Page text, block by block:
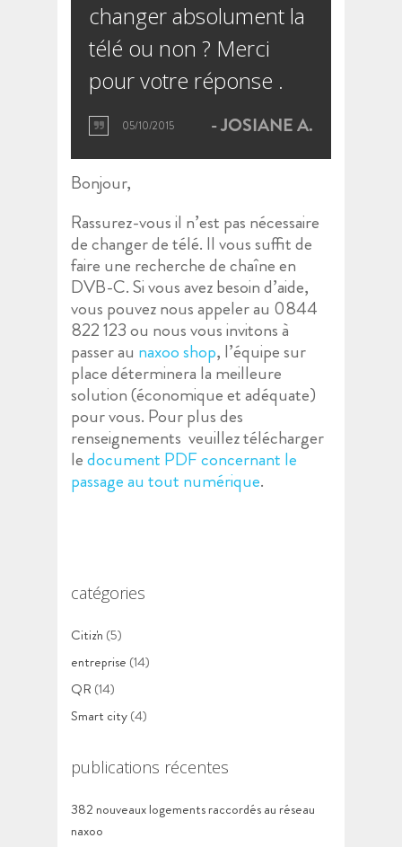
changer absolument la
télé ou non ? Merci
pour votre réponse .
05/10/2015 JOSIANE A.
Bonjour,
Rassurez-vous il n’est pas nécessaire
de changer de télé. Il vous suffit de
faire une recherche de chaîne en
DVB-C. Si vous avez besoin d’aide,
vous pouvez nous appeler au 0844
822 123 ou nous vous invitons à
passer au naxoo shop, l’équipe sur
place déterminera la meilleure
solution (économique et adéquate)
pour vous. Pour plus des
renseignements veuillez télécharger
ledocument PDF concernant le
passage au tout numérique.
catégories
Citiz'n (5)
entreprise (14)
QR (14)
Smart city(4)
publications récentes
382 nouveaux logements raccordés au réseau
naxoo